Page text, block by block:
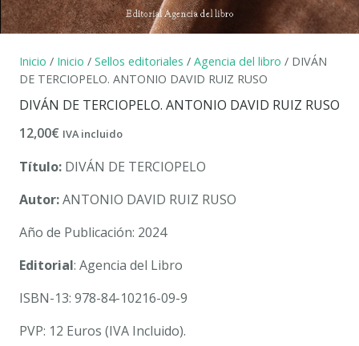
Inicio / Inicio / Sellos editoriales / Agencia del libro / DIVÁN
DE TERCIOPELO. ANTONIO DAVID RUIZ RUSO
DIVÁN DE TERCIOPELO. ANTONIO DAVID RUIZ RUSO
12,00€ IVA incluido
Título: DIVÁN DE TERCIOPELO
Autor:ANTONIO DAVID RUIZ RUSO
Año de Publicación: 2024
Editorial: Agencia del Libro
ISBN-13: 978-84-10216-09-9
PVP: 12 Euros (IVA Incluido).